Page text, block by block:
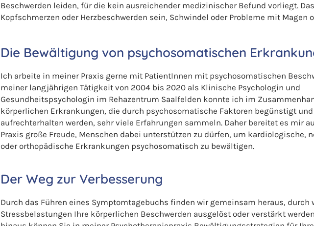
Beschwerden leiden, für die kein ausreichender medizinischer Befund vorliegt.
Kopfschmerzen oder Herzbeschwerden sein, Schwindel oder Probleme mit Magen
Die Bewältigung von psychosomatischen
Ich arbeite in meiner Praxis gerne mit PatientInnen mit psychosomatischen
meiner langjährigen Tätigkeit von 2004 bis 2020 als Klinische Psychologin und
Gesundheitspsychologin im Rehazentrum Saalfelden konnte ich im
körperlichen Erkrankungen, die durch psychosomatische Faktoren begünstigt und
aufrechterhalten werden, sehr viele Erfahrungen sammeln. Daher bereitet es mir
Praxis große Freude, Menschen dabei unterstützen zu dürfen, um kardiologische,
oder orthopädische Erkrankungen psychosomatisch zu bewältigen.
Der Weg zur Verbesserung
Durch das Führen eines Symptomtagebuchs finden wir gemeinsam heraus, durch
Stressbelastungen Ihre körperlichen Beschwerden ausgelöst oder verstärkt